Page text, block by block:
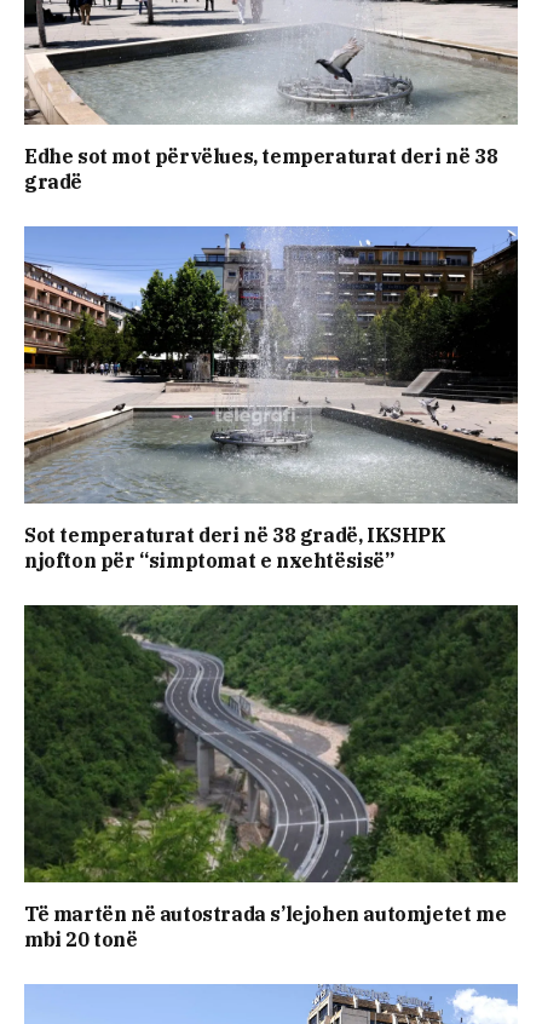
Edhe sot mot përvëlues, temperaturat deri në 38
gradë
Sot temperaturat deri në 38 gradë, IKSHPK
njofton për “simptomat e nxehtësisë”
​Të martën në autostrada s’lejohen automjetet me
mbi 20 tonë